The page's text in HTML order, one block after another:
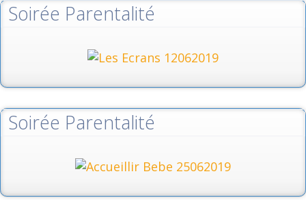
Soirée Parentalité
Soirée Parentalité